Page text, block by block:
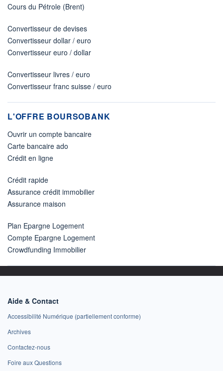
Cours du Pétrole (Brent)
Convertisseur de devises
Convertisseur dollar / euro
Convertisseur euro / dollar
Convertisseur livres / euro
Convertisseur franc suisse / euro
L'OFFRE BOURSOBANK
Ouvrir un compte bancaire
Carte bancaire ado
Crédit en ligne
Crédit rapide
Assurance crédit immobilier
Assurance maison
Plan Epargne Logement
Compte Epargne Logement
Crowdfunding Immobilier
Aide & Contact
Accessibilité Numérique (partiellement conforme)
Archives
Contactez-nous
Foire aux Questions